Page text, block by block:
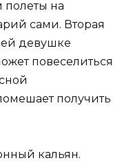
полеты на
сами. Вторая
девушке
повеселиться
получить
кальян.